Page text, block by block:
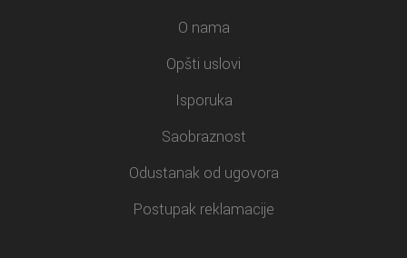
O nama
Opšti uslovi
Isporuka
Saobraznost
Odustanak od ugovora
Postupak reklamacije